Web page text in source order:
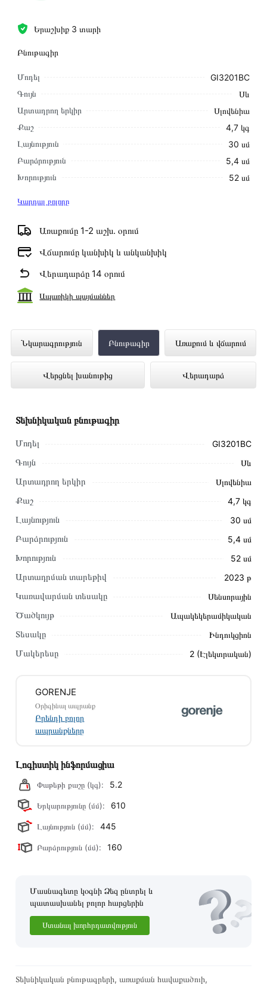
Երաշխիք 3 տարի
Բնութագիր
Մոդել
GI3201BC
Գույն
Սև
Արտադրող երկիր
Սլովենիա
Քաշ
4,7 կգ
Լայնություն
30 սմ
Բարձրություն
5,4 սմ
Խորություն
52 սմ
Կարդալ բոլորը
Առաքումը 1-2 աշխ․ օրում
Վճարումը կանխիկ և անկանխիկ
Վերադարձը 14 օրում
Ապառիկի պայմաններ
Նկարագրություն Բնութագիր Առաքում և վճարում
Վերցնել խանութից Վերադարձ
Ներկառուցվող սալօջախ GORENJE
GI3201BC ներկայացված է Technomix
առցանց խանութում լավագույն գնով 178
Այս ապրանքը գնելու համար սեղմեք
զամբյուղին»
«Արագ պատվեր»
կոճակը:
Կարող եք նաև պատվիրել՝ զանգահարելով կայքում նշված
կոնտակտային համարներին։
GORENJE GI3201BC առաքման և վճարման պայմանները
վավեր են և իրական են Հայաստանի ողջ տարածքում։
Մեր պրոֆեսիոնալ մենեջերները կմշակեն պատվերը և
կկապվեն ձեզ հետ՝ համաձայնեցնելու առաքման
խորհուրդ ենք տալիս կարդալ նկարագրությունը,
բնութագրերը և կարծիքները:
Տվյալ ապրանքը սետիֆիկացված է և համպատասխանում է
բոլոր ստանդարտներին։ Գնված ապրանքի վերադարձը
կատարվում է 14 օրվա ընթացքում:
Տեխնիկական բնութագիր
Մոդել GI3201BC
Գույն Սև
Արտադրող երկիր Սլովենիա
Քաշ 4,7 կգ
Լայնություն 30 սմ
Բարձրություն 5,4 սմ
Խորություն 52 սմ
Արտադրման տարեթիվ 2023 թ
Կառավարման տեսակը Սենսորային
Ծածկույթ Ապակեկերամիկական
Տեսակը Ինդուկցիոն
Մակերեսը 2 (Էլեկտրական)
GORENJE
Օրիգինալ ապրանք
Բրենդի բոլոր
ապրանքները
Լոգիստիկ ինֆորմացիա
Փաթեթի քաշը (կգ): 5.2
Երկարությունը (մմ): 610
Լայնություն (մմ): 445
Բարձրություն (մմ): 160
Մասնագետը կօգնի Ձեզ ընտրել և
պատասխանել բոլոր հարցերին
Ստանալ խորհրդատվություն
Տեխնիկական բնութագրերի, առաքման հավաքածուի,